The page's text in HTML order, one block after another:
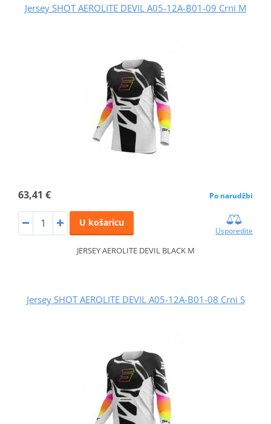
Jersey SHOT AEROLITE DEVIL A05-12A-B01-09 Crni M
63,41 € Po narudžbi
U košaricu
Usporedite
JERSEY AEROLITE DEVIL BLACK M
Jersey SHOT AEROLITE DEVIL A05-12A-B01-08 Crni S